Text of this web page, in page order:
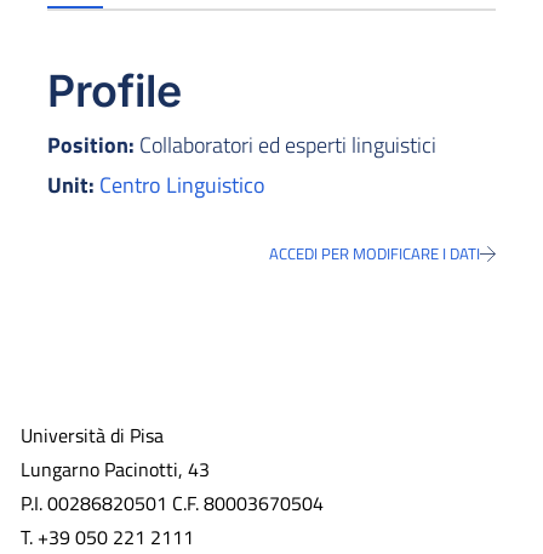
Profile
Position: Collaboratori ed esperti linguistici
Unit: Centro Linguistico
ACCEDI PER MODIFICARE I DATI
Università di Pisa
Lungarno Pacinotti, 43
P.I. 00286820501 C.F. 80003670504
T. +39 050 221 2111